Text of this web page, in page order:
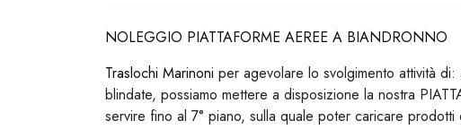
NOLEGGIO PIATTAFORME AEREE A BIANDRONNO
Traslochi Marinoni per agevolare lo svolgimento attività
blindate, possiamo mettere a disposizione la nostra
servire fino al 7° piano, sulla quale poter caricare prodotti